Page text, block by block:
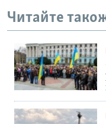
Читайте